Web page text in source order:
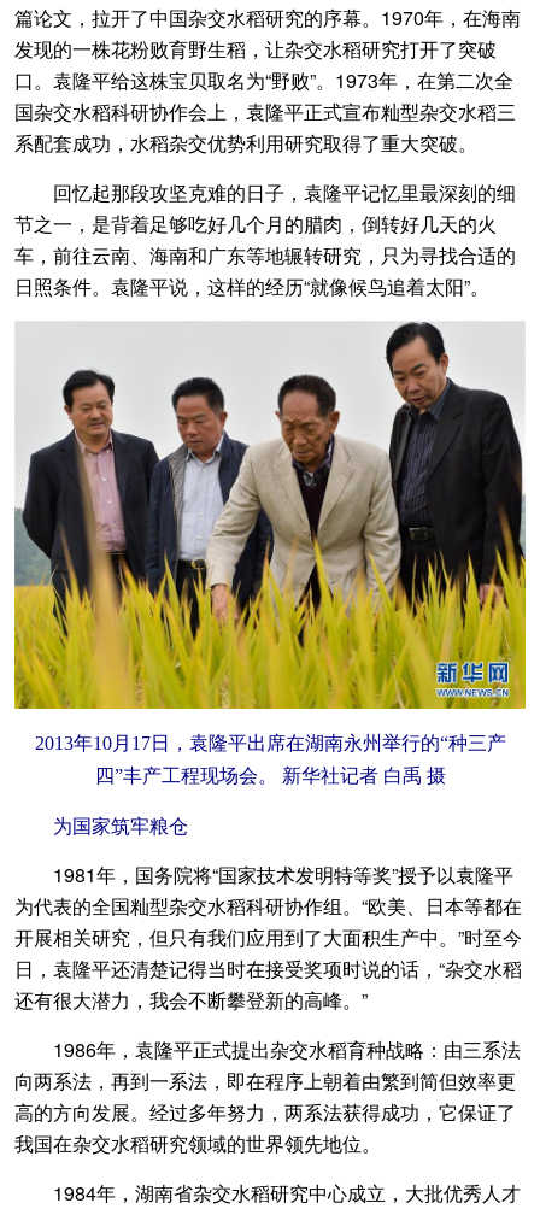
篇论文，拉开了中国杂交水稻研究的序幕。1970年，在海南
发现的一株花粉败育野生稻，让杂交水稻研究打开了突破
口。袁隆平给这株宝贝取名为“野败”。1973年，在第二次全
国杂交水稻科研协作会上，袁隆平正式宣布籼型杂交水稻三
系配套成功，水稻杂交优势利用研究取得了重大突破。
回忆起那段攻坚克难的日子，袁隆平记忆里最深刻的细
节之一，是背着足够吃好几个月的腊肉，倒转好几天的火
车，前往云南、海南和广东等地辗转研究，只为寻找合适的
日照条件。袁隆平说，这样的经历“就像候鸟追着太阳”。
2013年10月17日，袁隆平出席在湖南永州举行的“种三产
四”丰产工程现场会。 新华社记者 白禹 摄
为国家筑牢粮仓
1981年，国务院将“国家技术发明特等奖”授予以袁隆平
为代表的全国籼型杂交水稻科研协作组。“欧美、日本等都在
开展相关研究，但只有我们应用到了大面积生产中。”时至今
日，袁隆平还清楚记得当时在接受奖项时说的话，“杂交水稻
还有很大潜力，我会不断攀登新的高峰。”
1986年，袁隆平正式提出杂交水稻育种战略：由三系法
向两系法，再到一系法，即在程序上朝着由繁到简但效率更
高的方向发展。经过多年努力，两系法获得成功，它保证了
我国在杂交水稻研究领域的世界领先地位。
1984年，湖南省杂交水稻研究中心成立，大批优秀人才